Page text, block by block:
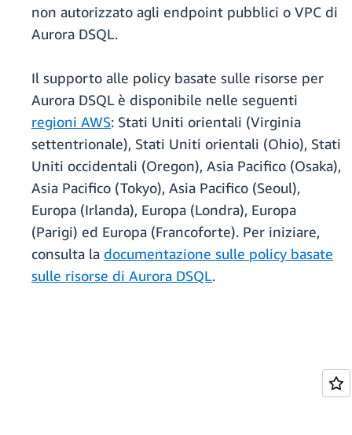
non autorizzato agli endpoint pubblici o VPC di
Aurora DSQL.
Il supporto alle policy basate sulle risorse per
Aurora DSQL è disponibile nelle seguenti
regioni AWS: Stati Uniti orientali (Virginia
settentrionale), Stati Uniti orientali (Ohio), Stati
Uniti occidentali (Oregon), Asia Pacifico (Osaka),
Asia Pacifico (Tokyo), Asia Pacifico (Seoul),
Europa (Irlanda), Europa (Londra), Europa
(Parigi) ed Europa (Francoforte). Per iniziare,
consulta la documentazione sulle policy basate
sulle risorse di Aurora DSQL.